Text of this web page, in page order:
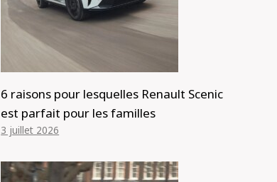
6 raisons pour lesquelles Renault Scenic
est parfait pour les familles
3 juillet 2026